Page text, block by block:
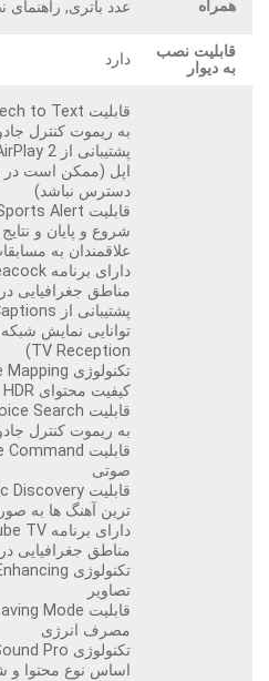
همراه عدد باتری,
قابلیت نصب
به دیوار
دارد
به ریموت کنترل
اپل (ممکن است در
دسترس نباشد)
شروع و پایان و
علاقمندان به
مناطق جغرافیایی
پشتیبانی از Closed Captions روی محتوای دیجیتال
TV Reception)
کیفیت محتوای HDR
به ریموت کنترل
صوتی
ترین آهنگ ها به
مناطق جغرافیایی
تصاویر
مصرف انرژی
اساس نوع محتوا